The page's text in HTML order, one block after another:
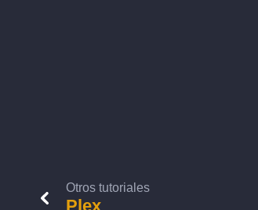
Otros tutoriales
Plex